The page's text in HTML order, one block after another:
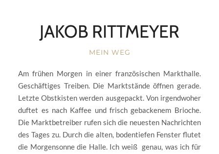
JAKOB RITTMEYER
MEIN WEG
Am frühen Morgen in einer französischen Markthalle.
Geschäftiges Treiben. Die Marktstände öffnen gerade.
Letzte Obstkisten werden ausgepackt. Von irgendwoher
duftet es nach Kaffee und frisch gebackenem Brioche.
Die Marktbetreiber rufen sich die neuesten Nachrichten
des Tages zu. Durch die alten, bodentiefen Fenster flutet
die Morgensonne die Halle. Ich weiß genau, was ich für